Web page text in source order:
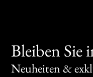
Bleiben Sie
Neuheiten &